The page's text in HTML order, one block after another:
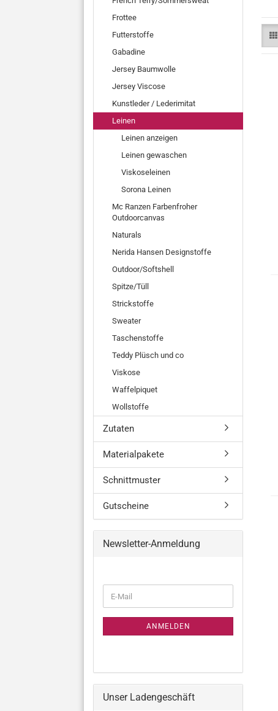
Frottee
Futterstoffe
Gabadine
Jersey Baumwolle
Jersey Viscose
Kunstleder / Lederimitat
Leinen
Leinen anzeigen
Leinen gewaschen
Viskoseleinen
Sorona Leinen
Mc Ranzen Farbenfroher
Outdoorcanvas
Naturals
Nerida Hansen Designstoffe
Outdoor/Softshell
Spitze/Tüll
Strickstoffe
Sweater
Taschenstoffe
Teddy Plüsch und co
Viskose
Waffelpiquet
Wollstoffe
Zutaten
Materialpakete
Schnittmuster
Gutscheine
Newsletter-Anmeldung
ZUR
ANMELDUNG
E-
Mail
ANMELDEN
Unser Ladengeschäft